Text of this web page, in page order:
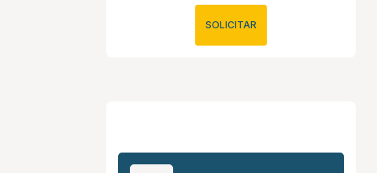
SOLICITAR